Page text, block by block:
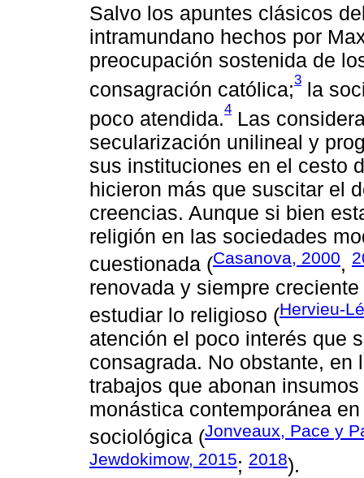
Salvo los apuntes clásicos
intramundano hechos por
preocupación sostenida de
consagración católica;3 la
poco atendida.4 Las
secularización unilineal y
sus instituciones en el cesto
hicieron más que suscitar el
creencias. Aunque si bien
religión en las sociedades
cuestionada (Casanova, 2000,
renovada y siempre
estudiar lo religioso (Hervieu-
atención el poco interés que
consagrada. No obstante,
trabajos que abonan
monástica contemporánea
sociológica (Jonveaux, Pace y
Jewdokimow, 2015; 2018).